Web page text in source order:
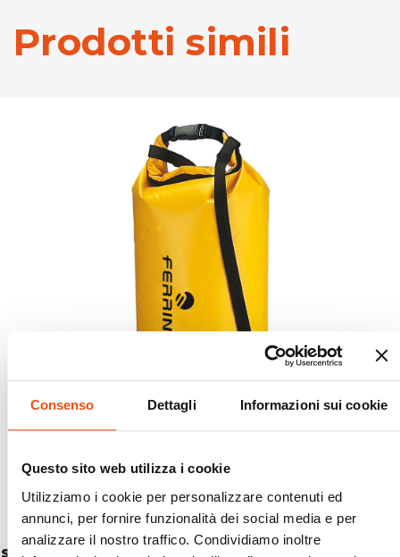
Consenso Dettagli Informazioni sui cookie
Questo sito web utilizza i cookie
Utilizziamo i cookie per personalizzare contenuti ed
annunci, per fornire funzionalità dei social media e per
analizzare il nostro traffico. Condividiamo inoltre
Prodotti simili
SACCA AQUASTOP L